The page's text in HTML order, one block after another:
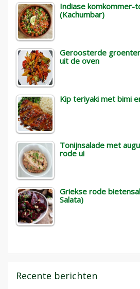
Indiase komkommer-
(Kachumbar)
Geroosterde
uit de oven
Kip teriyaki met bimi
Tonijnsalade met
rode ui
Griekse rode
Salata)
Recente berichten